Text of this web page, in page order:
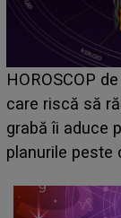
Emanuel a
acum! În fața
face o
sa: "I-am spus